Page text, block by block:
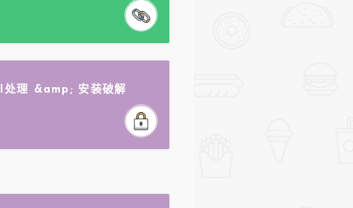
理 &amp; 安装破解